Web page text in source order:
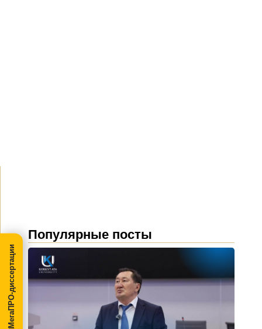
Популярные посты
МегаПРО-диссертации